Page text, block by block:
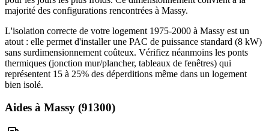
majorité des configurations rencontrées à Massy.
L'isolation correcte de votre logement 1975-2000 à Massy est un
atout : elle permet d'installer une PAC de puissance standard (8 kW)
sans surdimensionnement coûteux. Vérifiez néanmoins les ponts
thermiques (jonction mur/plancher, tableaux de fenêtres) qui
représentent 15 à 25% des déperditions même dans un logement
bien isolé.
Aides à Massy (91300)